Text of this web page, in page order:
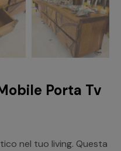
Porta Tv
nel tuo living. Questa